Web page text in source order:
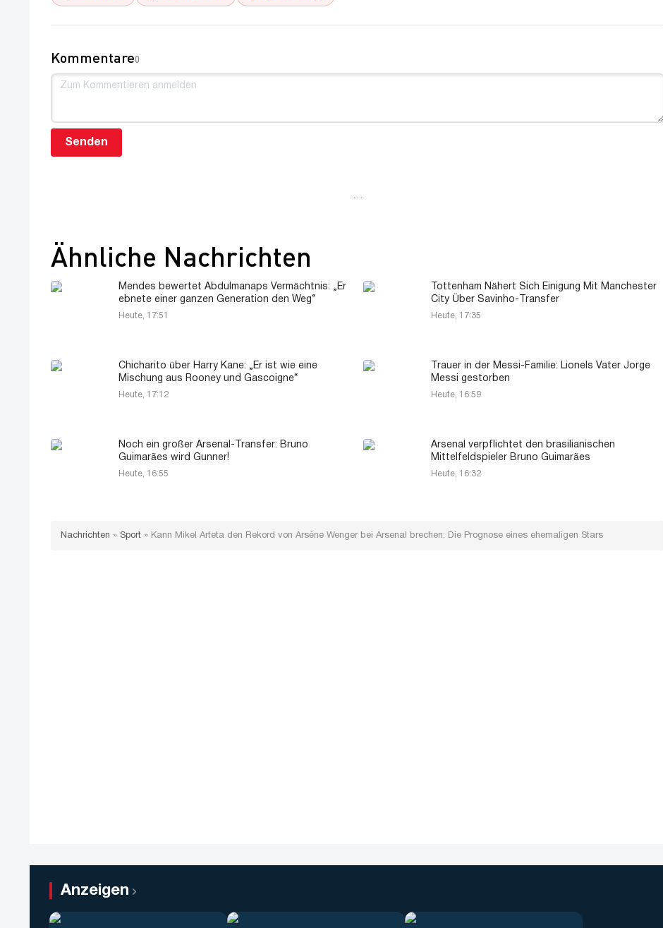
Kommentare0
Senden
…
Ähnliche Nachrichten
Mendes bewertet Abdulmanaps Vermächtnis: „Er
ebnete einer ganzen Generation den Weg“
Heute, 17:51
Tottenham Nähert Sich Einigung Mit Manchester
City Über Savinho-Transfer
Heute, 17:35
Chicharito über Harry Kane: „Er ist wie eine
Mischung aus Rooney und Gascoigne“
Heute, 17:12
Trauer in der Messi-Familie: Lionels Vater Jorge
Messi gestorben
Heute, 16:59
Noch ein großer Arsenal-Transfer: Bruno
Guimarães wird Gunner!
Heute, 16:55
Arsenal verpflichtet den brasilianischen
Mittelfeldspieler Bruno Guimarães
Heute, 16:32
Nachrichten » Sport » Kann Mikel Arteta den Rekord von Arsène Wenger bei Arsenal brechen: Die Prognose eines ehemaligen Stars
Anzeigen